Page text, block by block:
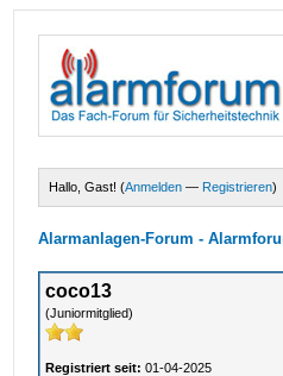
Hallo, Gast! (Anmelden — Registrieren)
Alarmanlagen-Forum -
coco13
(Juniormitglied)
Registriert seit: 01-04-2025